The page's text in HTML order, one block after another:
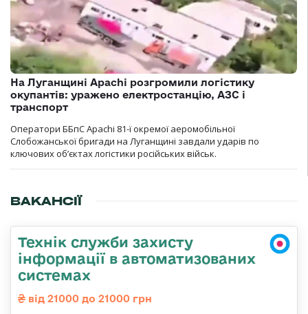
На Луганщині Apachi розгромили логістику
окупантів: уражено електростанцію, АЗС і
транспорт
Оператори ББпС Apachi 81-ї окремої аеромобільної
Слобожанської бригади на Луганщині завдали ударів по
ключових об’єктах логістики російських військ.
ВАКАНСІЇ
Технік служби захисту
інформації в автоматизованих
системах
від 21000 до 21000 грн